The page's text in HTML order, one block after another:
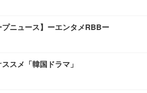
プニュース】ーエンタメRBBー
スメ「韓国ドラマ」